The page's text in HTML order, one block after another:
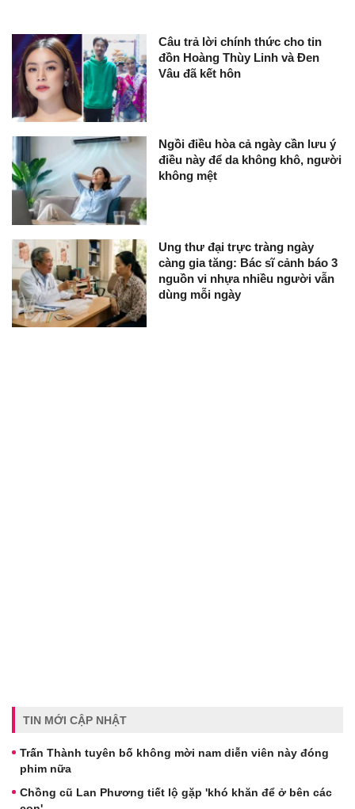
Câu trả lời chính thức cho tin
đồn Hoàng Thùy Linh và Đen
Vâu đã kết hôn
Ngồi điều hòa cả ngày cần lưu ý
điều này để da không khô, người
không mệt
Ung thư đại trực tràng ngày
càng gia tăng: Bác sĩ cảnh báo 3
nguồn vi nhựa nhiều người vẫn
dùng mỗi ngày
TIN MỚI CẬP NHẬT
Trấn Thành tuyên bố không mời nam diễn viên này đóng
phim nữa
Chồng cũ Lan Phương tiết lộ gặp 'khó khăn để ở bên các